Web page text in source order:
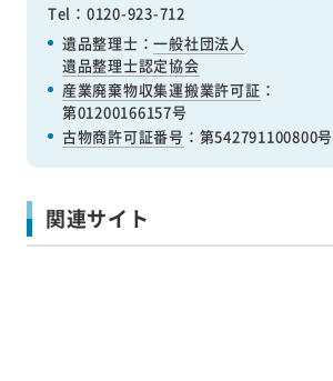
Tel：0120-923-712
遺品整理士：一般社団法人
遺品整理士認定協会
産業廃棄物収集運搬業許可証 ：
第01200166157号
古物商許可証番号 ：第542791100800号
関連サイト